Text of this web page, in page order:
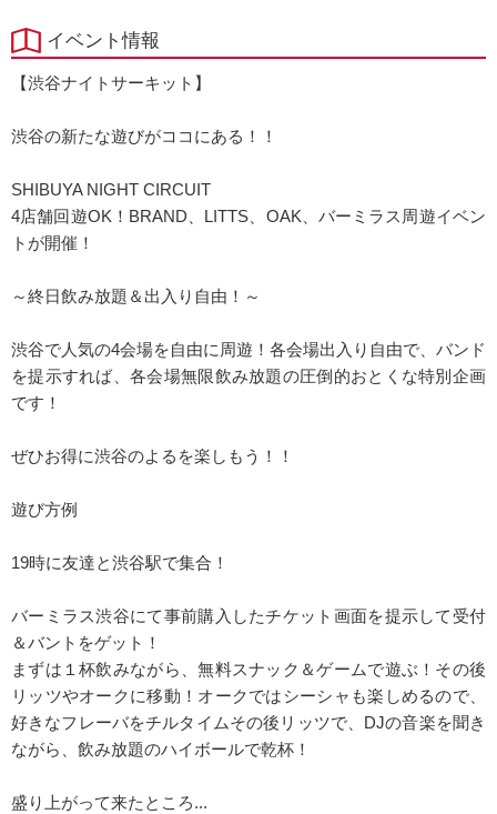
イベント情報
【渋谷ナイトサーキット】
渋谷の新たな遊びがココにある！！
SHIBUYA NIGHT CIRCUIT
4店舗回遊OK！BRAND、LITTS、OAK、バーミラス周遊イベン
トが開催！
～終日飲み放題＆出入り自由！～
渋谷で人気の4会場を自由に周遊！各会場出入り自由で、バンド
を提示すれば、各会場無限飲み放題の圧倒的おとくな特別企画
です！
ぜひお得に渋谷のよるを楽しもう！！
遊び方例
19時に友達と渋谷駅で集合！
バーミラス渋谷にて事前購入したチケット画面を提示して受付
＆バントをゲット！
まずは１杯飲みながら、無料スナック＆ゲームで遊ぶ！その後
リッツやオークに移動！オークではシーシャも楽しめるので、
好きなフレーバをチルタイムその後リッツで、DJの音楽を聞き
ながら、飲み放題のハイボールで乾杯！
盛り上がって来たところ...